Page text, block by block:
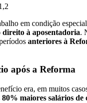
em condição
direito à aposentadoria.
anteriores à
após a Reforma
era, em muitos
80% maiores salários